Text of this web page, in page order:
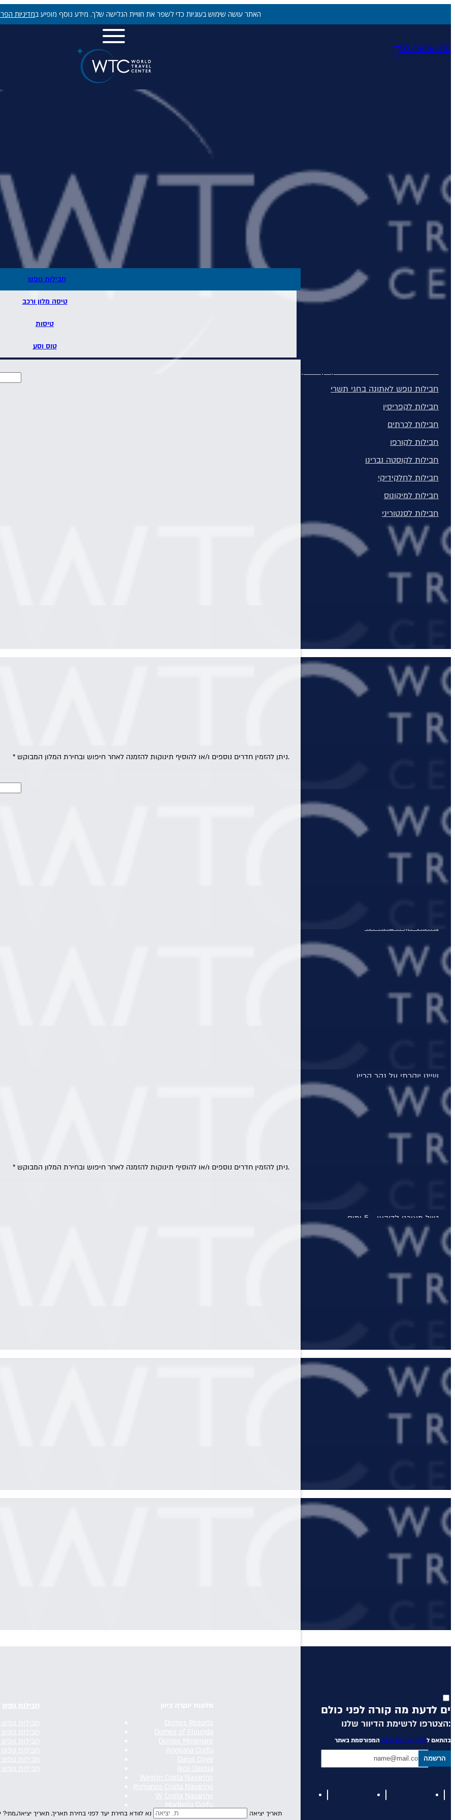
האתר עושה שימוש בעוגיות כדי לשפר את חוויית הגלישה שלך. מידע נוסף מופיע במדיניות
03-5656-351
קפריסין
דובאי
האיים הקנריים
מדיירה
סיישל
חבילות נופש חבילות נופש
חבילות נופש בחגי תשרי באיי יוון וקפריסין
חבילות נופש לאתונה בחגי תשרי
חבילות לקפריסין
חבילות לכרתים
חבילות לקורפו
חבילות לקוסטה נברינו
חבילות לחלקידיקי
חבילות למיקונוס
חבילות לסנטוריני
חבילות לרודוס
חבילות לפרבזה
חבילות למלון Daios Cove בכרתים
חבילות למלון Parklane Resort & Spa
✦ חבילות מומלצות ✦
מלונות יוקרה מלונות יוקרה
מלונות יוקרה בכרתים
מלונות יוקרה בקורפו
מלונות יוקרה באתונה
מלונות יוקרה בסנטוריני
מלונות יוקרה בחלקידיקי
מלונות יוקרה ברודוס
מלונות יוקרה בריביירה של אתונה
מלונות יוקרה ביוון היבשתית
מלונות יוקרה בתאילנד
מלונות יוקרה בסיישל
מלונות יוקרה בדובאי
מלונות יוקרה באיטליה
מלונות יוקרה בלונדון
Domes Resorts
שייט יוקרתי על נהר הריין
התענוגות של רומא וטוסקנה עם חיים קוזניץ
הכוכבים של יוון - סוכות
טיול מאורגן לדולומיטים
טיול טברנות באתונה עם אמנון גופר
טיול מאורגן לדובאי - 5 ימים
טיול לסלוניקי וצפון יוון
טיול מאורגן לפלופונז
הטיול המקיף לסיציליה
בלוג
יצירת קשר
חבילות נופש
טיסה מלון ורכב
טיסות
טוס וסע
* ניתן להזמין חדרים נוספים ו/או להוסיף תינוקות להזמנה לאחר חיפוש ובחירת המלון המבוקש.
* ניתן להזמין חדרים נוספים ו/או להוסיף תינוקות להזמנה לאחר חיפוש ובחירת המלון המבוקש.
תאריך יציאה נא לוודא בחירת יעד לפני בחירת תאריך, תאריך יציאה,מתי?
האי מציע למבקרים בו חופשה מגוונת עם שילוב מושלם של חופים קסומים, חיי לילה תוססים, טברנות ואוכל מעולה, כפרים קטנים ואותנטיים, טבע עשיר
חבילות נופש
חבילות נופש
חבילות
חבילות
חבילות נופש
חבילות נופש
חבילות נופש
מלונות יוקרה ביוון
Domes Resorts
Domes of Elounda
Domes Miramare
Angsana Corfu
Daios Cove
Ikos Dassia
Westin Costa Navarino
Romanos Costa Navarino
W Costa Navarino
MarBella Corfu
הצטרפו לרשימת הדיוור שלנו:
בהתאם למדיניות הפרטיות המפורסמת באתר
הרשמה